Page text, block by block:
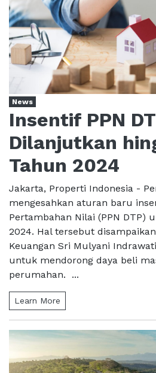
News
Insentif PPN
Dilanjutkan
Tahun 2024
Jakarta, Properti Indonesia -
mengesahkan aturan baru
Pertambahan Nilai (PPN DTP)
2024. Hal tersebut
Keuangan Sri Mulyani
untuk mendorong daya beli
perumahan. ...
Learn More